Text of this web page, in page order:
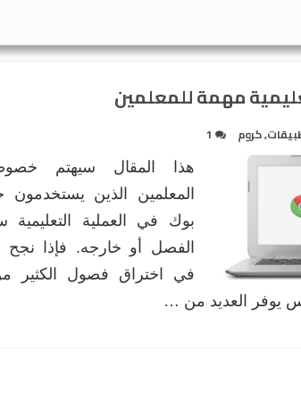
مهمة للمعلمين
,كروم 1
هذا المقال سيهتم
المعلمين الذين يستخدمون
بوك في العملية التعليمية
الفصل أو خارجه. فإذا نجح
في اختراق فصول الكثير
يوفر العديد من …